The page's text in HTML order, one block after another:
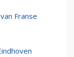
Franse